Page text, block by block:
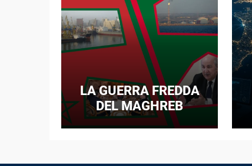
LA GUERRA FREDDA
DEL MAGHREB